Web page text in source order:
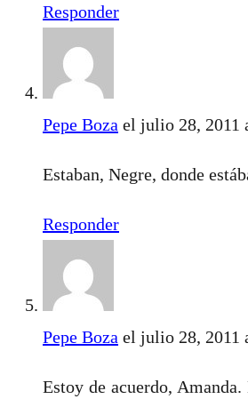
Responder
Pepe Boza el julio 28, 2011
Estaban, Negre, donde
Responder
Pepe Boza el julio 28, 2011
Estoy de acuerdo,